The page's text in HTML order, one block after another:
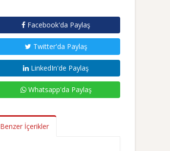
Facebook'da Paylaş
Twitter'da Paylaş
LinkedIn'de Paylaş
Whatsapp'da Paylaş
Benzer İçerikler